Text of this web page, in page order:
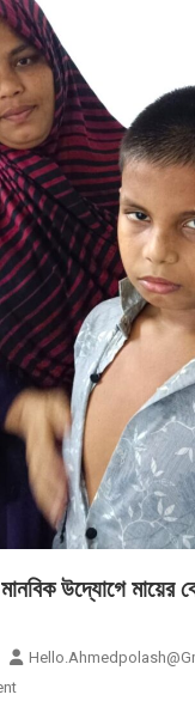
মানবিক উদ্যোগে মায়ের
On